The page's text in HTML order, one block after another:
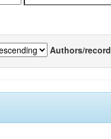
Authors/record